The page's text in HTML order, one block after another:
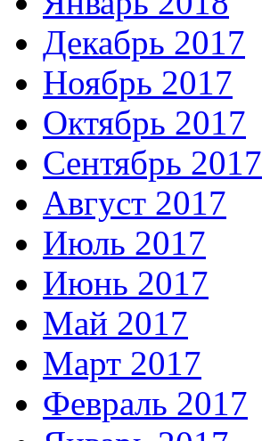
Декабрь 2017
Ноябрь 2017
Октябрь 2017
Сентябрь 2017
Август 2017
Июль 2017
Июнь 2017
Май 2017
Март 2017
Февраль 2017